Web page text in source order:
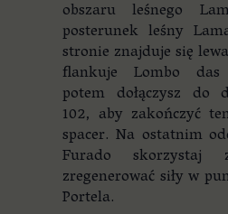
obszaru leśnego
posterunek leśny
stronie znajduje się
flankuje Lombo
potem dołączysz do
102, aby zakończyć
spacer. Na ostatnim
Furado
zregenerować siły w
Portela.